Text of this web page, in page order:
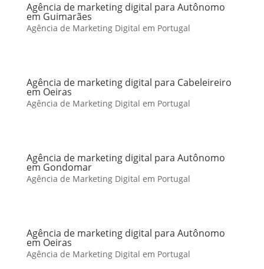
Agência de marketing digital para Autônomo
em Guimarães
Agência de Marketing Digital em Portugal
Agência de marketing digital para Cabeleireiro
em Oeiras
Agência de Marketing Digital em Portugal
Agência de marketing digital para Autônomo
em Gondomar
Agência de Marketing Digital em Portugal
Agência de marketing digital para Autônomo
em Oeiras
Agência de Marketing Digital em Portugal